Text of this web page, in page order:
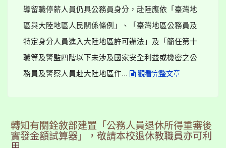
導留職停薪人員仍具公務員身分，赴陸應依「臺灣地
區與大陸地區人民關係條例」、「臺灣地區公務員及
特定身分人員進入大陸地區許可辦法」及「簡任第十
職等及警監四階以下未涉及國家安全利益或機密之公
務員及警察人員赴大陸地區作...
觀看完整文章
轉知有關銓敘部建置「公務人員退休所得重審後
實發金額試算器」，敬請本校退休教職員亦可利